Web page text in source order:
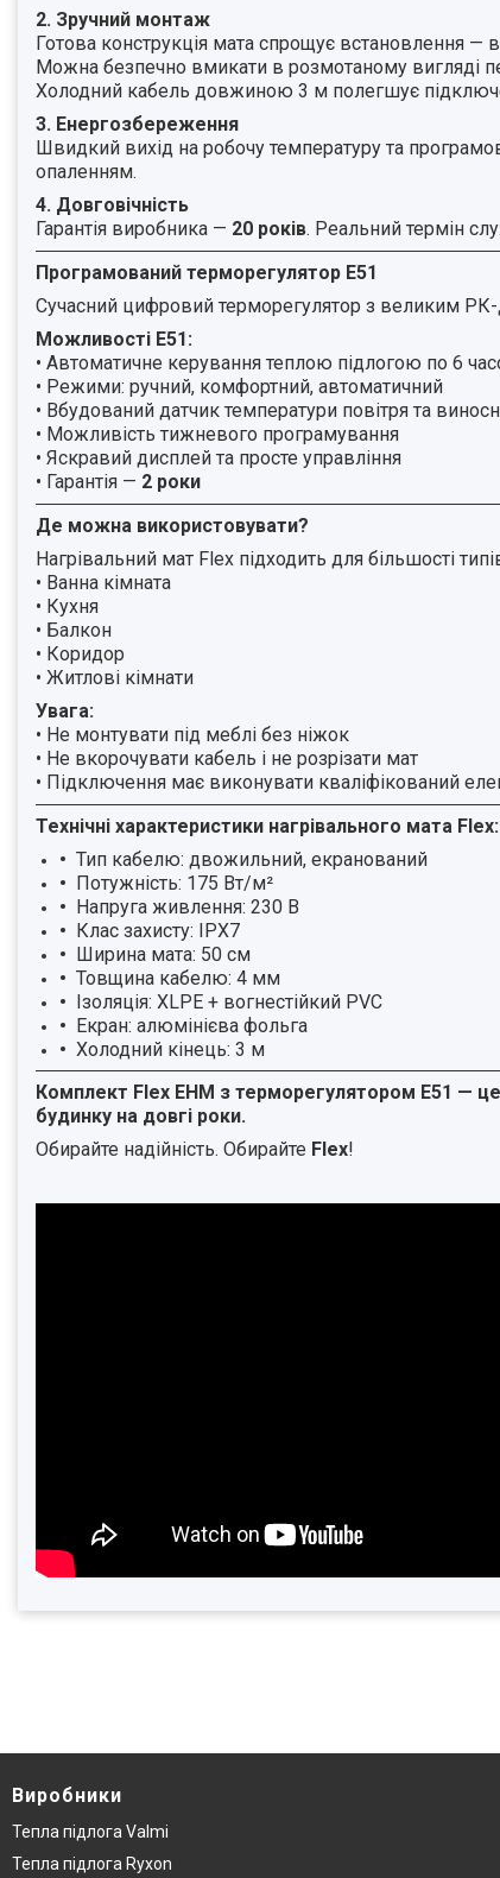
2. Зручний монтаж
Готова конструкція мата спрощує встановлення —
Можна безпечно вмикати в розмотаному вигляді
Холодний кабель довжиною 3 м полегшує
3. Енергозбереження
Швидкий вихід на робочу температуру та
опаленням.
4. Довговічність
Гарантія виробника — 20 років. Реальний термін
Програмований терморегулятор E51
Сучасний цифровий терморегулятор з великим
Можливості E51:
• Автоматичне керування теплою підлогою по 6
• Режими: ручний, комфортний, автоматичний
• Вбудований датчик температури повітря та
• Можливість тижневого програмування
• Яскравий дисплей та просте управління
• Гарантія — 2 роки
Де можна використовувати?
Нагрівальний мат Flex підходить для більшості
• Ванна кімната
• Кухня
• Балкон
• Коридор
• Житлові кімнати
Увага:
• Не монтувати під меблі без ніжок
• Не вкорочувати кабель і не розрізати мат
• Підключення має виконувати кваліфікований
Технічні характеристики нагрівального мата Flex:
Тип кабелю: двожильний, екранований
Потужність: 175 Вт/м²
Напруга живлення: 230 В
Клас захисту: IPX7
Ширина мата: 50 см
Товщина кабелю: 4 мм
Ізоляція: XLPE + вогнестійкий PVC
Екран: алюмінієва фольга
Холодний кінець: 3 м
Комплект Flex EHM з терморегулятором E51 —
будинку на довгі роки.
Обирайте надійність. Обирайте Flex!
Виробники
Тепла підлога Valmi
Тепла підлога Ryxon